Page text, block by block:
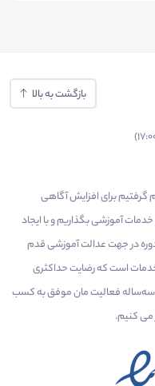
بازگشت به بالا
که تصمیم گرفتیم برای افزایش آگاهی
آموزشی بگذاریم و با ایجاد
دوره در جهت عدالت آموزشی قدم
است که رضایت حداکثری
سه‌ساله فعالیت مان موفق به کسب
می‌ کنیم.